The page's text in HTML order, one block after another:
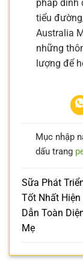
pháp dinh
tiểu
Australia
những
lượng để
Mục nhập
dấu trang
Sữa Phát
Tốt Nhất
Dẫn Toàn
Mẹ